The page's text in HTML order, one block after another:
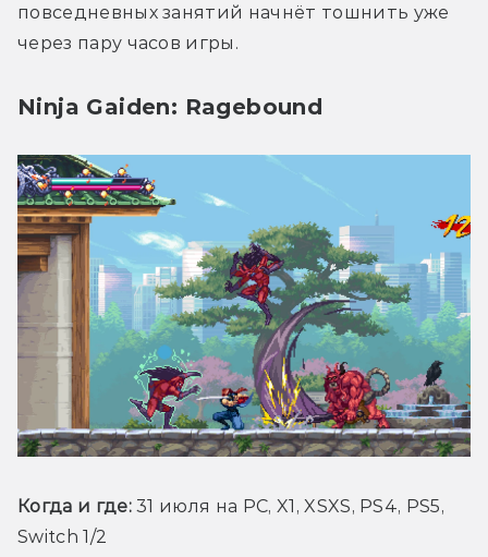
повседневных занятий начнёт тошнить уже
через пару часов игры.
Ninja Gaiden: Ragebound
Когда и где: 31 июля на PC, X1, XSXS, PS4, PS5,
Switch 1/2